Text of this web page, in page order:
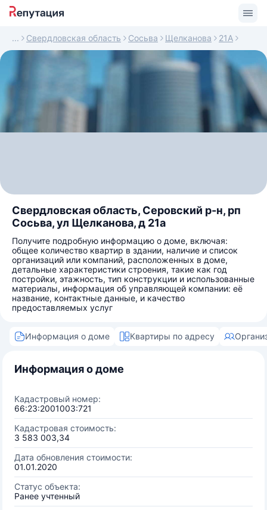
Свердловская область Сосьва Щелканова 21А
Свердловская область, Серовский р-н, рп
Сосьва, ул Щелканова, д 21а
Получите подробную информацию о доме, включая:
общее количество квартир в здании, наличие и список
организаций или компаний, расположенных в доме,
детальные характеристики строения, такие как год
постройки, этажность, тип конструкции и использованные
материалы, информация об управляющей компании: её
название, контактные данные, и качество
предоставляемых услуг
Информация о доме Квартиры по адресу
Информация о доме
Кадастровый номер:
66:23:2001003:721
Кадастровая стоимость:
3 583 003,34
Дата обновления стоимости:
01.01.2020
Статус объекта:
Ранее учтенный